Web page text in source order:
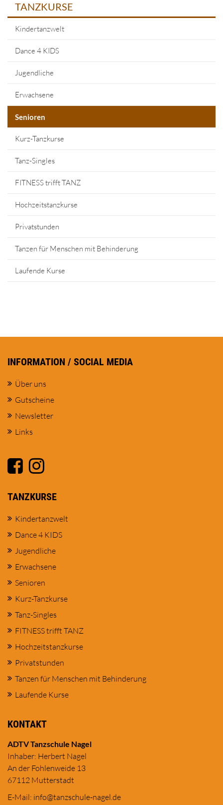
TANZKURSE
Kindertanzwelt
Dance 4 KIDS
Jugendliche
Erwachsene
Senioren
Kurz-Tanzkurse
Tanz-Singles
FITNESS trifft TANZ
Hochzeitstanzkurse
Privatstunden
Tanzen für Menschen mit Behinderung
Laufende Kurse
INFORMATION / SOCIAL MEDIA
Über uns
Gutscheine
Newsletter
Links
TANZKURSE
Kindertanzwelt
Dance 4 KIDS
Jugendliche
Erwachsene
Senioren
Kurz-Tanzkurse
Tanz-Singles
FITNESS trifft TANZ
Hochzeitstanzkurse
Privatstunden
Tanzen für Menschen mit Behinderung
Laufende Kurse
KONTAKT
ADTV Tanzschule Nagel
Inhaber: Herbert Nagel
An der Fohlenweide 13
67112 Mutterstadt
E-Mail: info@tanzschule-nagel.de